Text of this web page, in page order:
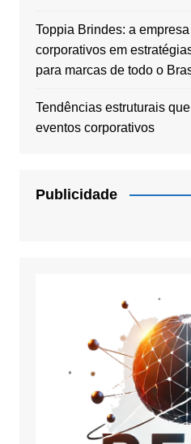
Toppia Brindes: a
corporativos em
para marcas de todo o
Tendências estruturais
eventos corporativos
Publicidade